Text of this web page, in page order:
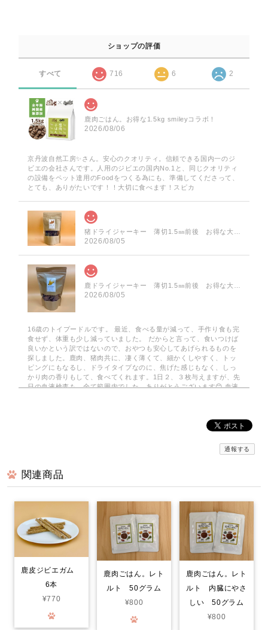
ショップの評価
すべて 716 6 2
鹿肉ごはん。お得な1.5kg smileyコラボ！
2026/08/06
京丹波自然工房✨️さん。安心のクオリティ。信頼できる国内一のジ
ビエの会社さんです。人用のジビエの国内No.1と、同じクオリティ
の設備をペット達用のFoodをつくる為にも、準備してくださって、
とても、ありがたいです！！大切に食べます！スピカ
2026/08/05
2026/08/05
16歳のトイプードルです。 最近、食べる量が減って、手作り食も完
食せず、体重も少し減っていました。 だからと言って、食いつけば
良いかという訳ではないので、おやつも安心してあげられるものを
探しました。鹿肉、猪肉共に、凄く薄くて、細かくしやすく、トッ
ピングにもなるし、ドライタイプなのに、焦げた感じもなく、しっ
かり肉の香りもして、食べてくれます。1日２、３枚与えますが、先
日の血液検査も、全て範囲内でした。ありがとうございます😊 血液
今回は鹿のドライジャーキーに…。家は愛犬2匹なので、早速届いて
分かるのか？凄く喜んでいます。封をあけると！喜びをか消せない
のか！大喜びで！ 飼い主も嬉しくなる次第です。いろんなジャー
キーをあげて来ましたが！格別に喜び方が違います。○ レッスン
やご飯の前のおやつで あげてますが！まだまだ気になる品物が沢
山有るので！また購入させて頂きます…。笑
2026/07/30
通報する
関連商品
鹿皮ジビエガム
6本
¥770
鹿肉ごはん。レト
ルト 50グラム
¥800
鹿肉ごはん。レト
ルト 内臓にやさ
しい 50グラム
¥800